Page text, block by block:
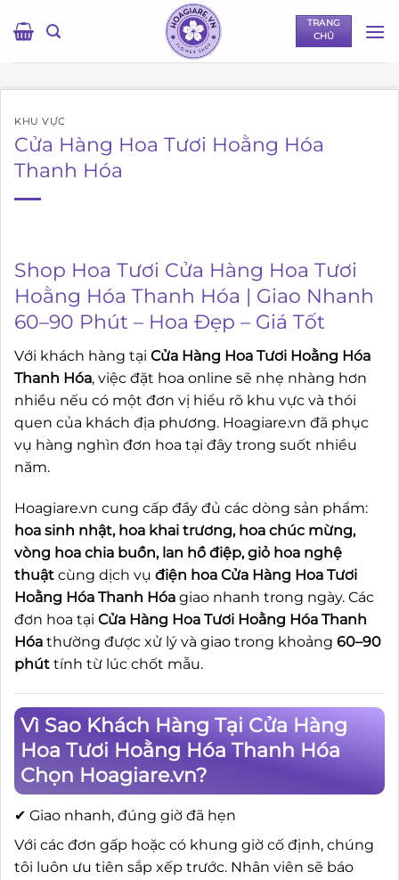
qua
TRANG
CHỦ
KHU VỰC
Cửa Hàng Hoa Tươi Hoằng Hóa
Thanh Hóa
Shop Hoa Tươi Cửa Hàng Hoa Tươi
Hoằng Hóa Thanh Hóa | Giao Nhanh
60–90 Phút – Hoa Đẹp – Giá Tốt
Với khách hàng tại Cửa Hàng Hoa Tươi Hoằng Hóa
Thanh Hóa, việc đặt hoa online sẽ nhẹ nhàng hơn
nhiều nếu có một đơn vị hiểu rõ khu vực và thói
quen của khách địa phương. Hoagiare.vn đã phục
vụ hàng nghìn đơn hoa tại đây trong suốt nhiều
năm.
Hoagiare.vn cung cấp đầy đủ các dòng sản phẩm:
hoa sinh nhật, hoa khai trương, hoa chúc mừng,
vòng hoa chia buồn, lan hồ điệp, giỏ hoa nghệ
thuật cùng dịch vụ điện hoa Cửa Hàng Hoa Tươi
Hoằng Hóa Thanh Hóa giao nhanh trong ngày. Các
đơn hoa tại Cửa Hàng Hoa Tươi Hoằng Hóa Thanh
Hóa thường được xử lý và giao trong khoảng 60–90
phút tính từ lúc chốt mẫu.
Vì Sao Khách Hàng Tại Cửa Hàng
Hoa Tươi Hoằng Hóa Thanh Hóa
Chọn Hoagiare.vn?
✔ Giao nhanh, đúng giờ đã hẹn
Với các đơn gấp hoặc có khung giờ cố định, chúng
tôi luôn ưu tiên sắp xếp trước. Nhân viên sẽ báo